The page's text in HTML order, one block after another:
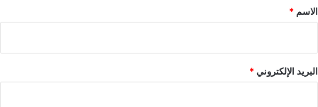
*
الاسم *
البريد الإلكتروني*